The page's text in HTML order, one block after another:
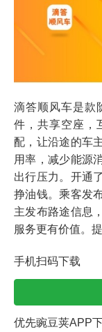
滴答顺风车是款
件，共享空座，
配，让沿途的车
用率，减少能源
出行压力。开通
挣油钱。乘客发
主发布路途信息
服务更有价值。
手机扫码下载
优先豌豆荚APP